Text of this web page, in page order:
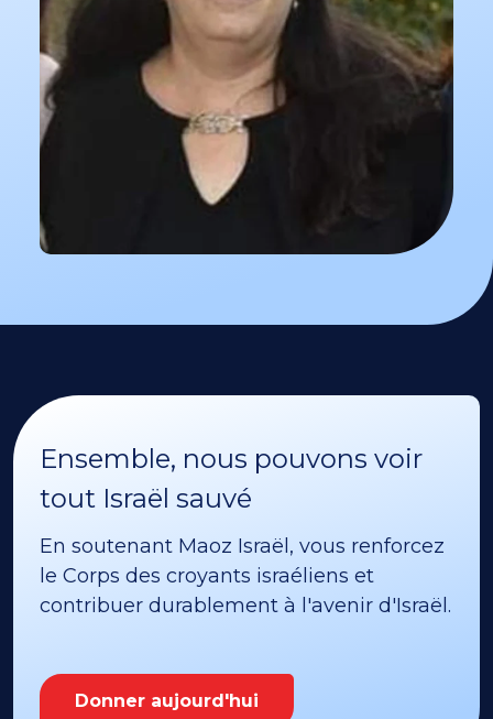
Ensemble, nous pouvons voir
tout Israël sauvé
En soutenant Maoz Israël, vous renforcez
le Corps des croyants israéliens et
contribuer durablement à l'avenir d'Israël.
Donner aujourd'hui